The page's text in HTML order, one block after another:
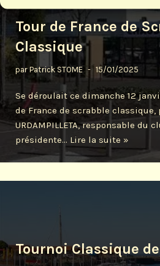
Tour de France de
Classique
par Patrick STOME 15/01/2025
Se déroulait ce dimanche 12
de France de scrabble
URDAMPILLETA, responsable du
présidente… Lire la suite »
Tournoi Classique